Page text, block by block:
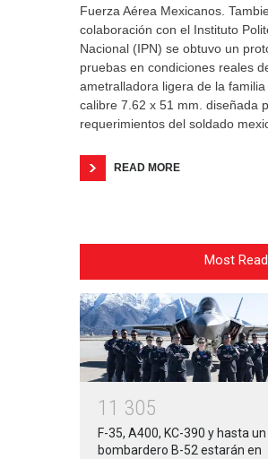
Fuerza Aérea Mexicanos.
colaboración con el Instituto
Nacional (IPN) se obtuvo un
pruebas en condiciones reales
ametralladora ligera de la
calibre 7.62 x 51 mm. diseñada
requerimientos del soldado
READ MORE
Most Read
1 1 305
F-35, A400, KC-390 y hasta un
bombardero B-52 estarán en